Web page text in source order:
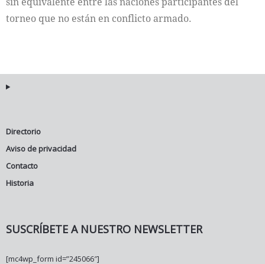
torneo que no están en conflicto armado.
Directorio
Aviso de privacidad
Contacto
Historia
SUSCRÍBETE A NUESTRO NEWSLETTER
[mc4wp_form id=”245066″]